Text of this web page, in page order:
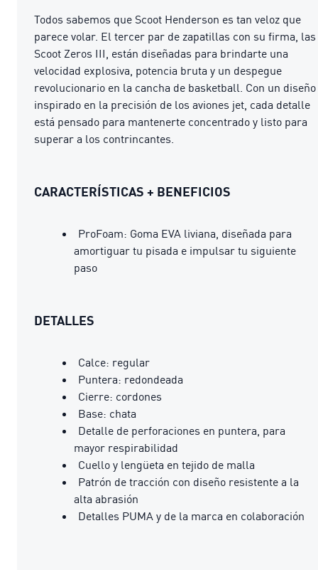
Todos sabemos que Scoot Henderson es tan veloz que
parece volar. El tercer par de zapatillas con su firma, las
Scoot Zeros III, están diseñadas para brindarte una
velocidad explosiva, potencia bruta y un despegue
revolucionario en la cancha de basketball. Con un diseño
inspirado en la precisión de los aviones jet, cada detalle
está pensado para mantenerte concentrado y listo para
superar a los contrincantes.
CARACTERÍSTICAS + BENEFICIOS
ProFoam: Goma EVA liviana, diseñada para
amortiguar tu pisada e impulsar tu siguiente
paso
DETALLES
Calce: regular
Puntera: redondeada
Cierre: cordones
Base: chata
Detalle de perforaciones en puntera, para
mayor respirabilidad
Cuello y lengüeta en tejido de malla
Patrón de tracción con diseño resistente a la
alta abrasión
Detalles PUMA y de la marca en colaboración